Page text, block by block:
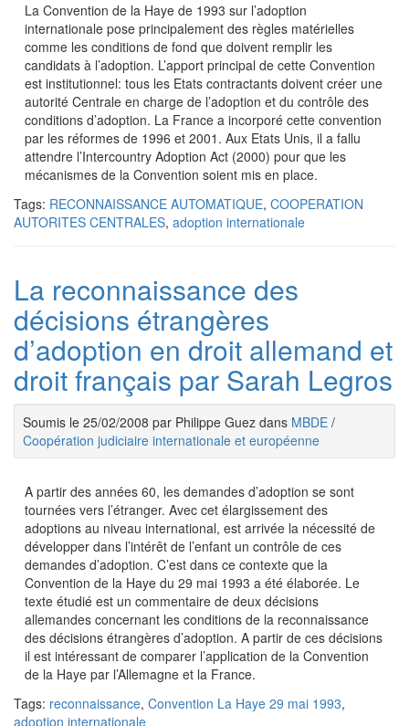
La Convention de la Haye de 1993 sur l’adoption
internationale pose principalement des règles matérielles
comme les conditions de fond que doivent remplir les
candidats à l’adoption. L’apport principal de cette Convention
est institutionnel: tous les Etats contractants doivent créer une
autorité Centrale en charge de l’adoption et du contrôle des
conditions d’adoption. La France a incorporé cette convention
par les réformes de 1996 et 2001. Aux Etats Unis, il a fallu
attendre l’Intercountry Adoption Act (2000) pour que les
mécanismes de la Convention soient mis en place.
Tags: RECONNAISSANCE AUTOMATIQUE, COOPERATION
AUTORITES CENTRALES, adoption internationale
La reconnaissance des
décisions étrangères
d’adoption en droit allemand et
droit français par Sarah Legros
Soumis le 25/02/2008 par Philippe Guez dans MBDE /
Coopération judiciaire internationale et européenne
A partir des années 60, les demandes d’adoption se sont
tournées vers l’étranger. Avec cet élargissement des
adoptions au niveau international, est arrivée la nécessité de
développer dans l’intérêt de l’enfant un contrôle de ces
demandes d’adoption. C’est dans ce contexte que la
Convention de la Haye du 29 mai 1993 a été élaborée. Le
texte étudié est un commentaire de deux décisions
allemandes concernant les conditions de la reconnaissance
des décisions étrangères d’adoption. A partir de ces décisions
il est intéressant de comparer l’application de la Convention
de la Haye par l’Allemagne et la France.
Tags: reconnaissance, Convention La Haye 29 mai 1993,
adoption internationale